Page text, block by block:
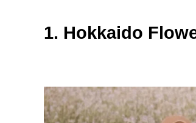
1. Hokkaido